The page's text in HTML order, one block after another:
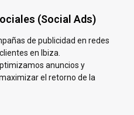
(Social Ads)
de publicidad en redes
en Ibiza.
anuncios y
el retorno de la